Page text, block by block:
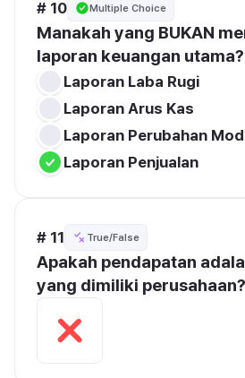
# 10 Multiple Choice
Manakah yang BUKAN
laporan keuangan utama?
Laporan Laba Rugi
Laporan Arus Kas
Laporan Perubahan
Laporan Penjualan
# 11 True/False
Apakah pendapatan
yang dimiliki perusahaan?